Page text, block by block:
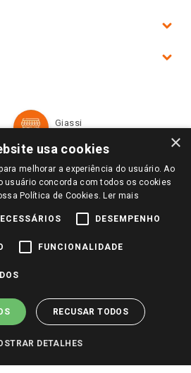
Giassi
×
usa cookies
melhorar a experiência do usuário. Ao
usuário concorda com todos os cookies
Política de Cookies. Ler mais
DESEMPENHO
FUNCIONALIDADE
RECUSAR TODOS
DETALHES